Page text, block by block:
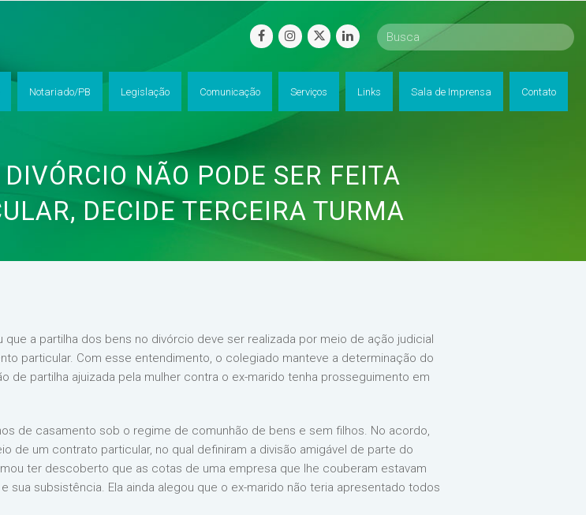
facebookinstagram
twitterlinkedin
Notariado/PB Legislação Comunicação Serviços Links Sala de Imprensa Contato
NÃO PODE SER FEITA
DECIDE TERCEIRA TURMA
a partilha dos bens no divórcio deve ser realizada por meio de ação judicial
particular. Com esse entendimento, o colegiado manteve a determinação do
de partilha ajuizada pela mulher contra o ex-marido tenha prosseguimento em
de casamento sob o regime de comunhão de bens e sem filhos. No acordo,
de um contrato particular, no qual definiram a divisão amigável de parte do
ter descoberto que as cotas de uma empresa que lhe couberam estavam
sua subsistência. Ela ainda alegou que o ex-marido não teria apresentado todos